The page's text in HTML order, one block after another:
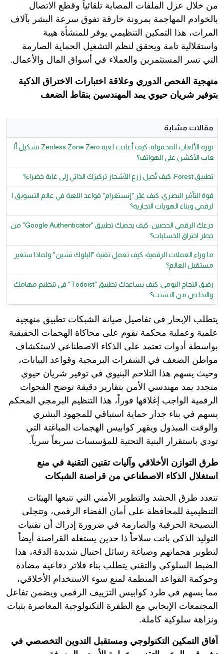
من خلال عزل الملفات المصابة تلقائياً وقطع الاتصال
بالخوادم المهاجمة بمرونة خارقة تفوق سرعة البشر بآلاف
المرات، هذا التمكين التنظيمي يوفر للمنشأة هيبة
واستقلالية تامة ويحقق لنظم التشغيل الحماية الصارمة
التي تسر المستثمرين والعملاء في أسواق المال والأعمال.
منهجية الفحص الدوري وعلاقة اختبارات الاختراق الذكية
بتوفير شريان حيوي يمد المهندسين بنقاط الضعف
مقالات مشابة
ثورة الألعاب المحمولة: كيف أعادت لعبة Zenless Zone Zero تشكيل أل
عاب الأكشن على الهواتف؟
تطبيق Forest: كيف تُحيل زرع الأشجار تركيزك الذاتي إلى غابة خضراء؟
قوة التأثير البصري: كيف غيّر "إنستغرام" قواعد اللعبة في عالم التسويق ا
لرقمي وبناء الهويات التجارية؟
درعك الرقمي الحصين: كيف يحميك تطبيق "Google Authenticator" من
خطر اختراق الحسابات؟
ما وراء العملات الرقمية: كيف تعمل تقنية "البلوك تشين" ولماذا ستغير
مستقبل العالم؟
رفيق النجاح اليومي: كيف يساعدك تطبيق "Todoist" في تنظيم مهامك
والتخلص من التشتت؟
يتطلب الإبحار في تفاصيل صيانة الشبكات تطبيق منهجية
علمية وعملية محكمة تقوم على محاكاة الهجمات الحقيقية
بواسطة أدوات تعتمد على الذكاء الاصطناعي لاستكشاف
مواطن الضعف في الشفرات البرمجية وقواعد البيانات،
وحيث يسهم هذا التلاحم البنيوي في توفير شريان حيوي
متجدد يمد مهندسي الأمن بتقارير دقيقة توضح الفجوات
الرقمية الواجب إغلاقها فوراً، هذا التنظيم البرمجي المحكم
يسهم في بناء جدار حماية استباقي للمجهود البشري
والوقت المبذول ويقهر كوابيس الهجمات المباغتة التي
تودي باستقرار البنية التحتية للمؤسسات سريعاً سرياً.
طرق التوازن الأخلاقي وآليات تقنين التقنية في منع
استغلال الذكاء الاصطناعي من قراصنة الشبكات
تتعدد طرق الحشد والتطوير الأمني التي تتبعها الهيئات
التنظيمية للمحافظة على أمان الفضاء الرقمي، وتتجلى
النصيحة الحرفية والصارمة في ضرورة إدراك أن تقنيات
التوليد الذكي باتت سلاحاً ذا حدين يستغله القراصنة أيضاً
لتطوير هجماتهم وصياغة رسائل احتيال شديدة الدقة، هذا
الضبط السلوكي والتقني يتطلب بناء فلاتر دفاعية مضادة
وحوكمة القواعد المنظمة لمنع سوء الاستخدام الأخلاقي،
مما يسهم في طرد كوابيس التزييف الرقمي ويضمن تفاعل
المجتمعات الإيجابي مع الطفرة التكنولوجية المعاصرة بثبات
ونزاهة سلوكية كاملة.
آفاق التمكين التكنولوجي ومستقبل التدوين التخصصي في